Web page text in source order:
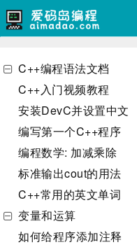
C++编程语法文档
C++入门视频教程
安装DevC并设置中文
编写第一个C++程序
编程数学: 加减乘除
标准输出cout的用法
C++常用的英文单词
变量和运算
如何给程序添加注释